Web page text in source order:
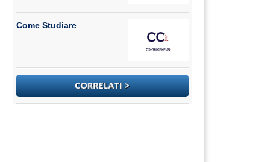
Come Studiare